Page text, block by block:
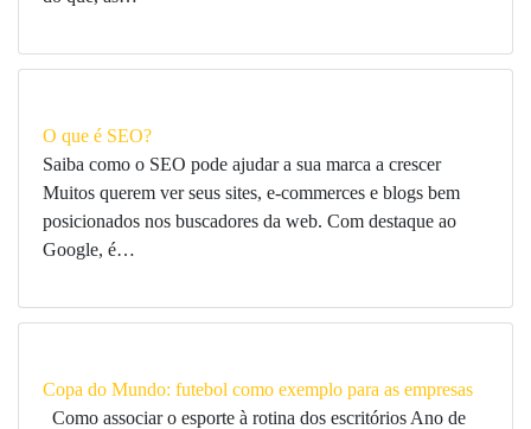
O que é SEO?
Saiba como o SEO pode ajudar a sua marca a crescer
Muitos querem ver seus sites, e-commerces e blogs bem
posicionados nos buscadores da web. Com destaque ao
Google, é…
Copa do Mundo: futebol como exemplo para as empresas
Como associar o esporte à rotina dos escritórios Ano de